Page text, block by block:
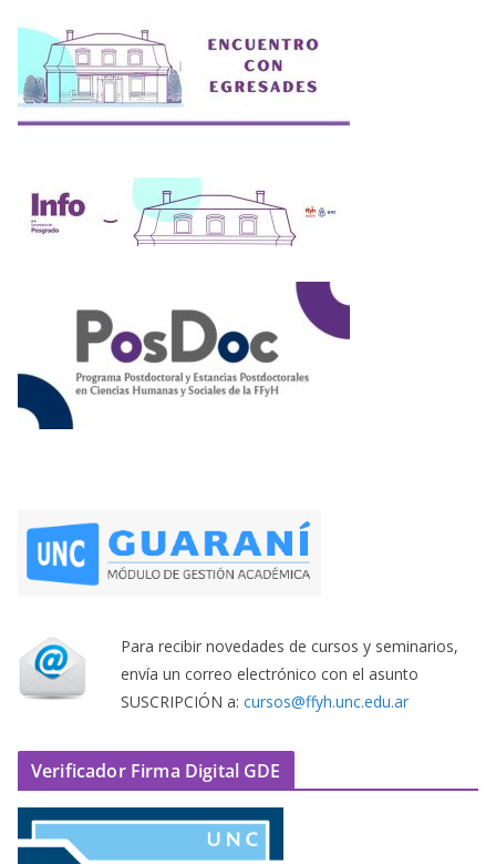
Para recibir novedades de cursos y seminarios,
envía un correo electrónico con el asunto
SUSCRIPCIÓN a: cursos@ffyh.unc.edu.ar
Verificador Firma Digital GDE